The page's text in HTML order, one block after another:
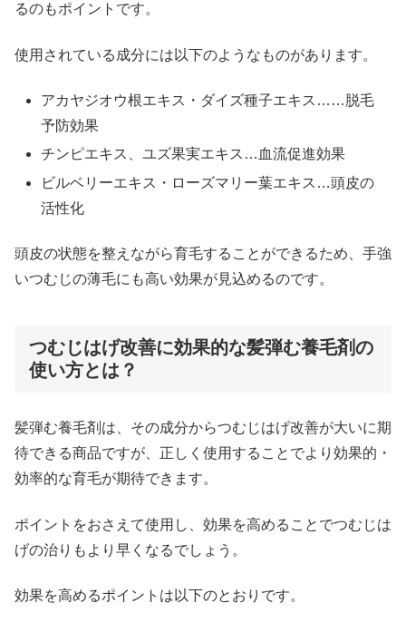
るのもポイントです。
使用されている成分には以下のようなものがあります。
アカヤジオウ根エキス・ダイズ種子エキス……脱毛
予防効果
チンピエキス、ユズ果実エキス…血流促進効果
ビルベリーエキス・ローズマリー葉エキス…頭皮の
活性化
頭皮の状態を整えながら育毛することができるため、手強
いつむじの薄毛にも高い効果が見込めるのです。
つむじはげ改善に効果的な髪弾む養毛剤の
使い方とは？
髪弾む養毛剤は、その成分からつむじはげ改善が大いに期
待できる商品ですが、正しく使用することでより効果的・
効率的な育毛が期待できます。
ポイントをおさえて使用し、効果を高めることでつむじは
げの治りもより早くなるでしょう。
効果を高めるポイントは以下のとおりです。